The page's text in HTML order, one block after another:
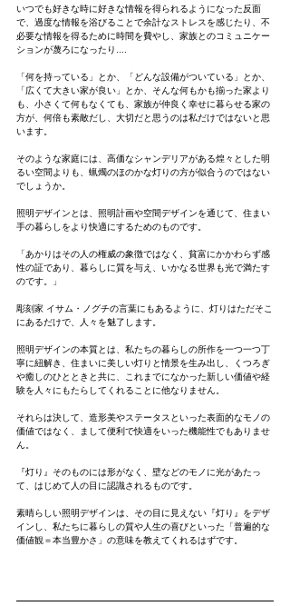
いつでも好きな時に好きな情報を得られるようになった反面
で、過度な情報を浴びることで余計なストレスを感じたり、不
必要な情報を得るために時間を費やし、家族とのコミュニケー
ションが蔑ろになったり....
「何を持っている」とか、「どんな設備がついている」とか、
「広くて大きい家が良い」とか、そんな何もかも揃った家より
も、小さくて何もなくても、家族が仲良く幸せに暮らせる家の
方が、何倍も素敵だし、大切だと思うのは私だけではないと思
います。
そのような家庭には、高価なシャンデリアがある煌々とした明
るい空間よりも、蝋燭のほのかな灯りの方が似合うのではない
でしょうか。
照明デザインとは、照明計画や空間デザインを通じて、住まい
手の暮らしをより快適にするためのものです。
「あかりはその人の権威の象徴ではなく、貧富にかかわらず感
性の証であり、暮らしに質を与え、いかなる世界も光で満たす
のです。」
彫刻家 イサム・ノグチの言葉にもあるように、灯りはただそこ
にあるだけで、人々を魅了します。
照明デザインの本質とは、私たちの暮らしの所作を一つ一つ丁
寧に紐解き、住まいに美しい灯りと情景を生み出し、くつろぎ
や癒しのひとときと共に、これまでになかった新しい価値や経
験を人々にもたらしてくれることに他なりません。
それらは決して、造形美やステータスといった表面的なモノの
価値ではなく、まして便利で快適をいった機能性でもありませ
ん。
『灯り』そのものには形がなく、壁などのモノに光があたっ
て、はじめて人の目に認識されるものです。
素晴らしい照明デザインは、その目に見えない『灯り』をデザ
インし、私たちに暮らしの質や人生の喜びといった「普遍的な
価値観＝本当豊かさ」の意味を教えてくれるはずです。